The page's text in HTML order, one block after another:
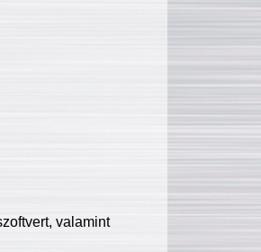
valamint